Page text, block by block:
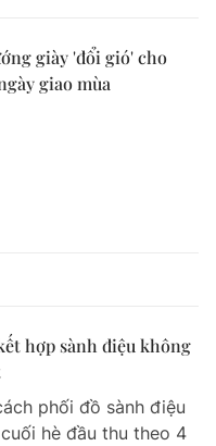
giày 'đổi gió' cho
giao mùa
hợp sành điệu không
phối đồ sành điệu
hè đầu thu theo 4